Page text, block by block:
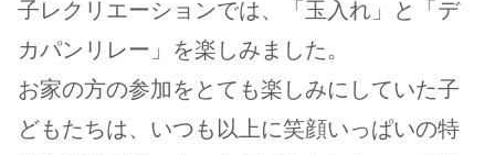
子レクリエーションでは、「玉入れ」と「デ
カパンリレー」を楽しみました。
お家の方の参加をとても楽しみにしていた子
どもたちは、いつも以上に笑顔いっぱいの特